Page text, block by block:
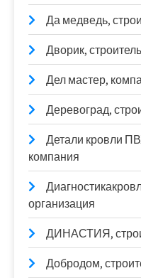
Да медведь,
Дворик,
Дел мастер,
Деревоград,
Детали кровли
компания
организация
ДИНАСТИЯ,
Добродом,